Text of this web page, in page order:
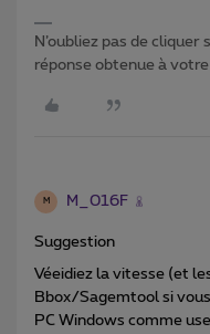
N’oubliez pas de cliquer
réponse obtenue à
M M_016F
Suggestion
Véeidiez la vitesse (et
Bbox/Sagemtool si
PC Windows comme